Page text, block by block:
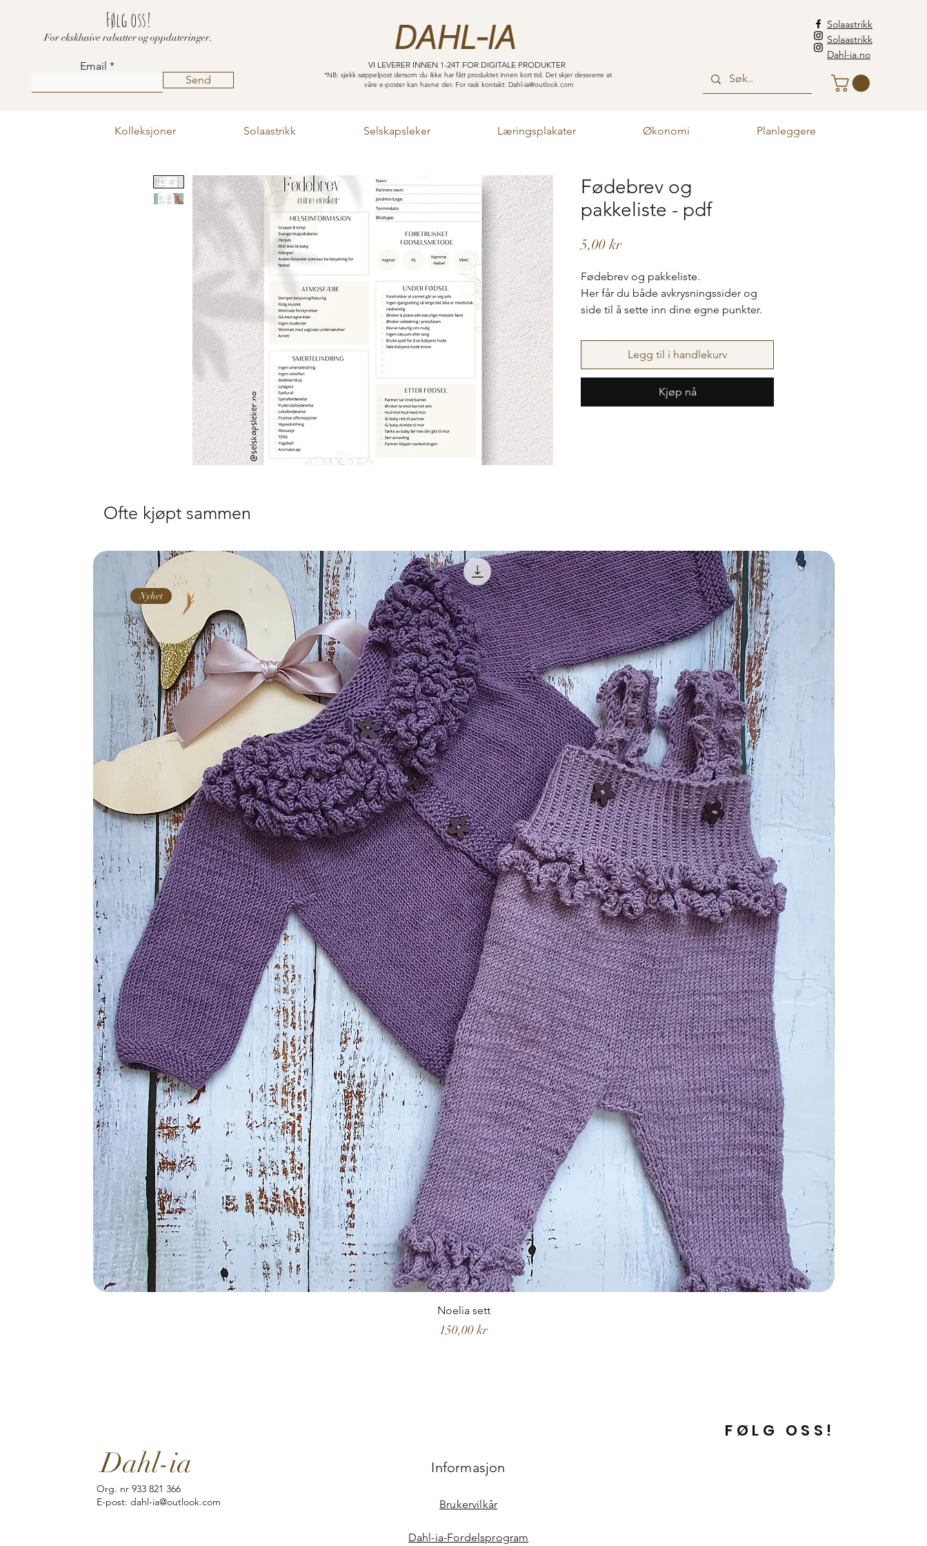
For eksklusive rabatter og oppdateringer.
Følg oss!
Email
Send
DAHL-IA
Solaastrikk
Solaastrikk
Dahl-ia.no
VI LEVERER INNEN 1-24T FOR DIGITALE PRODUKTER
*NB: sjekk søppelpost dersom du ikke har fått produktet innen kort tid. Det skjer dessverre at
våre e-poster kan havne der. For rask kontakt: Dahl-ia@outlook.com
Kolleksjoner Solaastrikk Selskapsleker Læringsplakater Økonomi Planleggere
Fødebrev og
pakkeliste - pdf
5,00 krPris
Fødebrev og pakkeliste.
Her får du både avkrysningssider og
side til å sette inn dine egne punkter.
Legg til i handlekurv
Kjøp nå
Ofte kjøpt sammen
Nyhet
Noelia sett
Pris
150,00 kr
Dahl-ia
Org. nr 933 821 366
E-post: dahl-ia@outlook.com
Informasjon
Brukervilkår
Dahl-ia-Fordelsprogram
FØLG OSS!